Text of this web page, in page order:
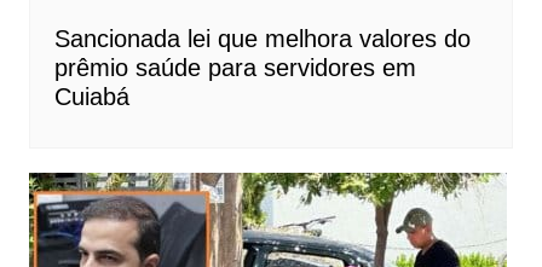
Sancionada lei que melhora valores do
prêmio saúde para servidores em
Cuiabá